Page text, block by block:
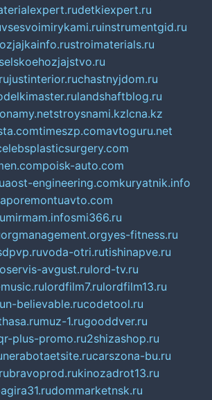
detkiexpert.ru
vsesvoimirykami.ruinstrumentgid.ru
stroimaterials.ru
selskoehozjajstvo.ru
justinterior.ruchastnyjdom.ru
landshaftblog.ru
stroysnami.kzlcna.kz
timeszp.comavtoguru.net
poisk-auto.com
ost-engineering.comkuryatnik.info
poremontuavto.com
mirmam.infosmi366.ru
orgmanagement.orgyes-fitness.ru
voda-otri.rutishinapve.ru
avgust.rulord-tv.ru
lordfilm7.rulordfilm13.ru
un-believable.rucodetool.ru
muz-1.rugooddver.ru
plus-promo.ru2shizashop.ru
nerabotaetsite.rucarszona-bu.ru
bravoprod.rukinozadrot13.ru
dommarketnsk.ru